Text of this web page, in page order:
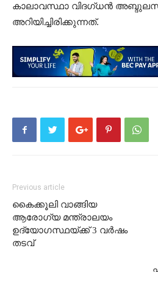
കാലാവസ്ഥാ വിദഗ്ധന്‍
അറിയിച്ചിരിക്കുന്നത്.
Previous article
കൈക്കൂലി വാങ്ങിയ
ആരോഗ്യ മന്ത്രാലയം
ഉദ്യോഗസ്ഥയ്ക്ക് 3 വർഷം
തടവ്